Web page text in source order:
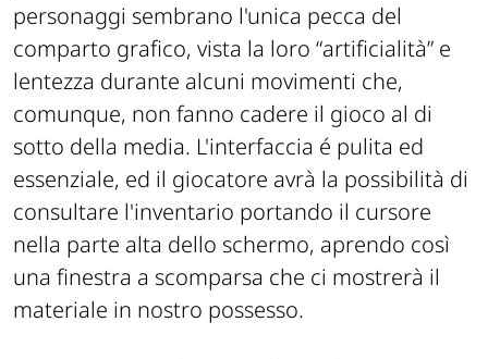
personaggi sembrano l'unica pecca del
comparto grafico, vista la loro “artificialità” e
lentezza durante alcuni movimenti che,
comunque, non fanno cadere il gioco al di
sotto della media. L'interfaccia é pulita ed
essenziale, ed il giocatore avrà la possibilità di
consultare l'inventario portando il cursore
nella parte alta dello schermo, aprendo così
una finestra a scomparsa che ci mostrerà il
materiale in nostro possesso.